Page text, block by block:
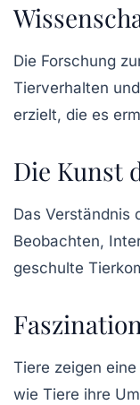
Die Forschung
Tierverhalten
erzielt, die es
Die Kunst
Das Verständnis
Beobachten,
geschulte
Tiere zeigen
wie Tiere ihre